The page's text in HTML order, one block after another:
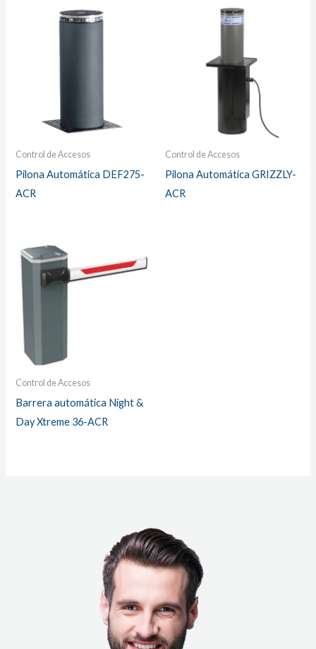
Control de Accesos
Pilona Automática DEF275-
ACR
Control de Accesos
Pilona Automática GRIZZLY-
ACR
Control de Accesos
Barrera automática Night &
Day Xtreme 36-ACR